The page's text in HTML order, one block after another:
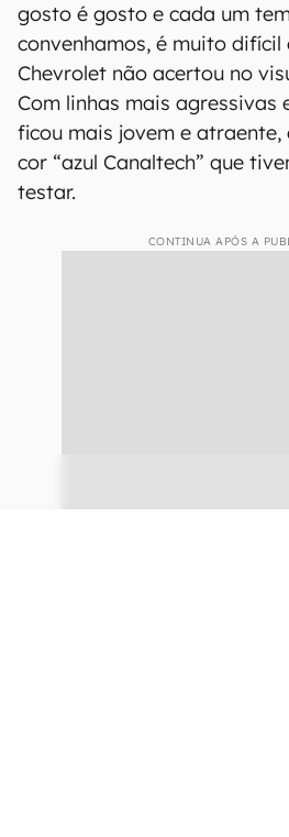
gosto é gosto e cada um
convenhamos, é muito difícil
Chevrolet não acertou no
Com linhas mais agressivas
ficou mais jovem e atraente,
cor “azul Canaltech” que
testar.
CONTINUA APÓS A